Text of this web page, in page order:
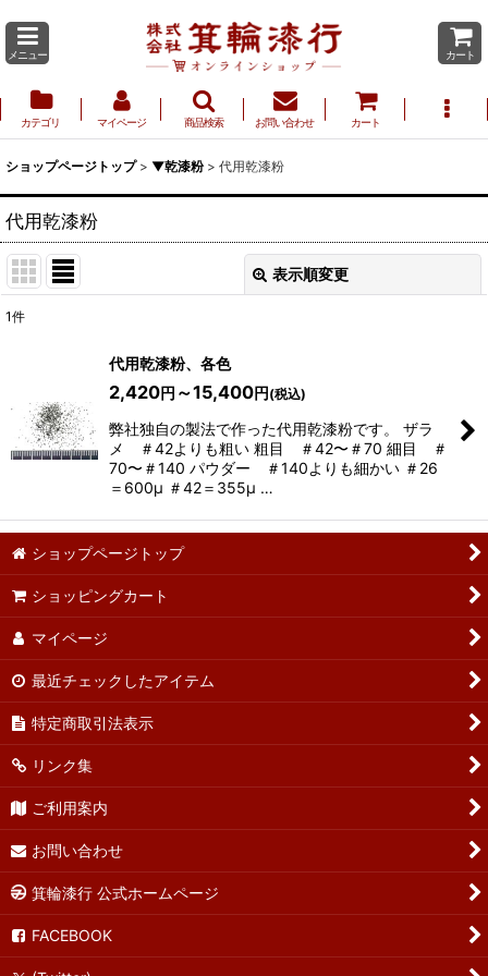
メニュー カート
カテゴリ マイページ 商品検索 お問い合わせ カート
ショップページトップ > ▼乾漆粉 > 代用乾漆粉
代用乾漆粉
表示順変更
並び順:
絞り込む
1件
代用乾漆粉、各色
2,420円 ～15,400円 (税込)
弊社独自の製法で作った代用乾漆粉です。 ザラ
メ ＃42よりも粗い 粗目 ＃42〜＃70 細目 ＃
70〜＃140 パウダー ＃140よりも細かい ＃26
＝600μ ＃42＝355μ …
ショップページトップ
ショッピングカート
マイページ
最近チェックしたアイテム
特定商取引法表示
リンク集
ご利用案内
お問い合わせ
箕輪漆行 公式ホームページ
FACEBOOK